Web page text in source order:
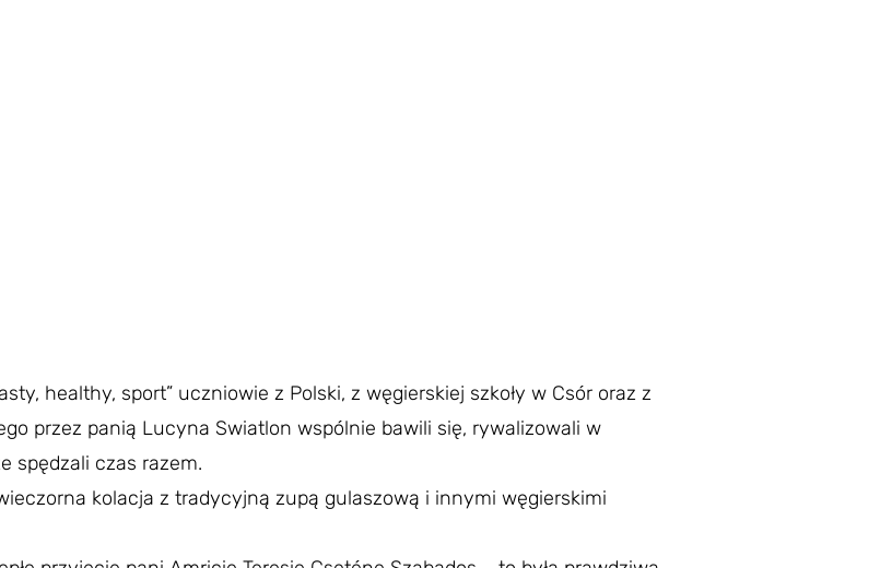
healthy, sport” uczniowie z Polski, z węgierskiej szkoły w Csór oraz z
przez panią Lucyna Swiatlon wspólnie bawili się, rywalizowali w
spędzali czas razem.
kolacja z tradycyjną zupą gulaszową i innymi węgierskimi